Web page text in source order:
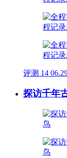
评测 14
探访千年